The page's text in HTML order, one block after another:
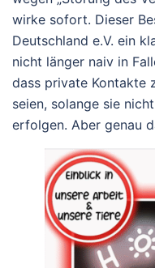
wirke sofort. Dieser
Deutschland e.V. ein
nicht länger naiv in
dass private Kontakte
seien, solange sie
erfolgen. Aber genau